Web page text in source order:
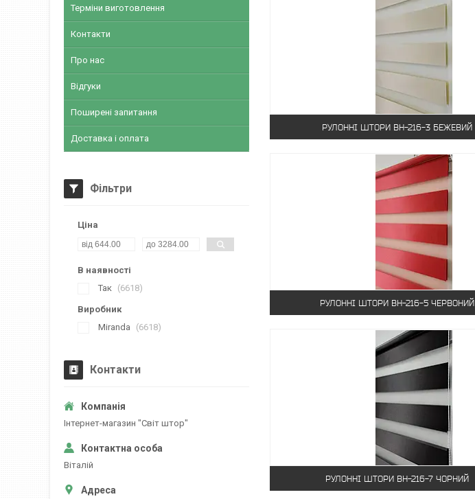
РУЛОННІ ШТОРИ ВН-216-3 БЕЖЕВИЙ
РУЛОННІ ШТОРИ ВН-216-5 ЧЕРВОНИЙ
РУЛОННІ ШТОРИ ВН-216-7 ЧОРНИЙ
Терміни виготовлення
Контакти
Про нас
Відгуки
Поширені запитання
Доставка і оплата
Фільтри
Ціна
В наявності
Так
6618
Виробник
Miranda
6618
Контакти
Iнтернет-магазин "Свiт штор"
Вiталiй